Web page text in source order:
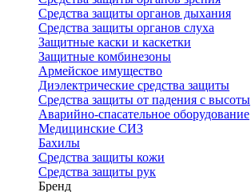
Средства защиты органов дыхания
Средства защиты органов слуха
Защитные каски и каскетки
Защитные комбинезоны
Армейское имущество
Диэлектрические средства защиты
Средства защиты от падения с высоты
Аварийно-спасательное оборудование
Медицинские СИЗ
Бахилы
Средства защиты кожи
Средства защиты рук
Бренд